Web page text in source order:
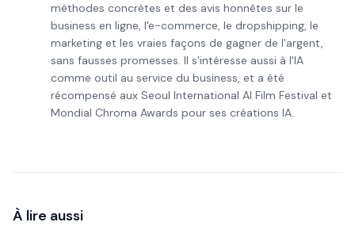
méthodes concrètes et des avis honnêtes sur le
business en ligne, l'e-commerce, le dropshipping, le
marketing et les vraies façons de gagner de l'argent,
sans fausses promesses. Il s'intéresse aussi à l'IA
comme outil au service du business, et a été
récompensé aux Seoul International AI Film Festival et
Mondial Chroma Awards pour ses créations IA.
À lire aussi